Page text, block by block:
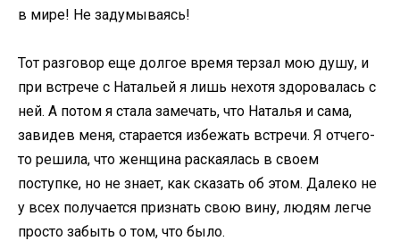
в мире! Не задумываясь!
Тот разговор еще долгое время терзал мою душу, и
при встрече с Натальей я лишь нехотя здоровалась с
ней. А потом я стала замечать, что Наталья и сама,
завидев меня, старается избежать встречи. Я отчего-
то решила, что женщина раскаялась в своем
поступке, но не знает, как сказать об этом. Далеко не
у всех получается признать свою вину, людям легче
просто забыть о том, что было.